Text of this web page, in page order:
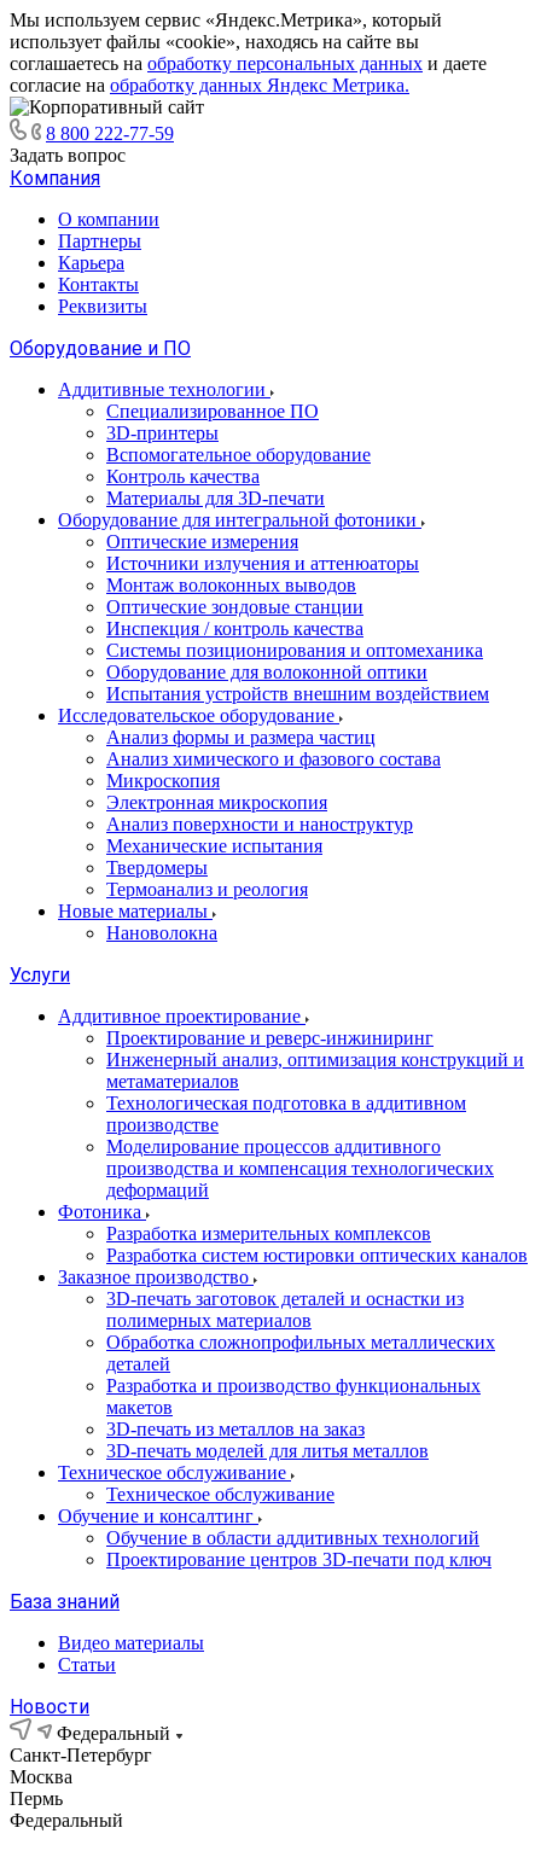
Мы используем сервис «Яндекс.Метрика», который
использует файлы «cookie», находясь на сайте вы
соглашаетесь на обработку персональных данных и даете
согласие на обработку данных Яндекс Метрика.
8 800 222-77-59
Задать вопрос
Компания
О компании
Партнеры
Карьера
Контакты
Реквизиты
Оборудование и ПО
Аддитивные технологии
Специализированное ПО
3D-принтеры
Вспомогательное оборудование
Контроль качества
Материалы для 3D-печати
Оборудование для интегральной фотоники
Оптические измерения
Источники излучения и аттенюаторы
Монтаж волоконных выводов
Оптические зондовые станции
Инспекция / контроль качества
Системы позиционирования и оптомеханика
Оборудование для волоконной оптики
Испытания устройств внешним воздействием
Исследовательское оборудование
Анализ формы и размера частиц
Анализ химического и фазового состава
Микроскопия
Электронная микроскопия
Анализ поверхности и наноструктур
Механические испытания
Твердомеры
Термоанализ и реология
Новые материалы
Нановолокна
Услуги
Аддитивное проектирование
Проектирование и реверс-инжиниринг
Инженерный анализ, оптимизация конструкций и
метаматериалов
Технологическая подготовка в аддитивном
производстве
Моделирование процессов аддитивного
производства и компенсация технологических
деформаций
Фотоника
Разработка измерительных комплексов
Разработка систем юстировки оптических каналов
Заказное производство
3D-печать заготовок деталей и оснастки из
полимерных материалов
Обработка сложнопрофильных металлических
деталей
Разработка и производство функциональных
макетов
3D-печать из металлов на заказ
3D-печать моделей для литья металлов
Техническое обслуживание
Техническое обслуживание
Обучение и консалтинг
Обучение в области аддитивных технологий
Проектирование центров 3D-печати под ключ
База знаний
Видео материалы
Статьи
Новости
Федеральный
Санкт-Петербург
Москва
Пермь
Федеральный